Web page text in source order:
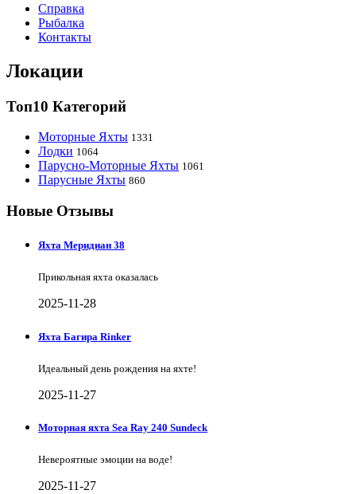
Справка
Рыбалка
Контакты
Локации
Топ10 Категорий
Моторные Яхты 1331
Лодки 1064
Парусно-Моторные Яхты 1061
Парусные Яхты 860
Новые Отзывы
Яхта Меридиан 38
Прикольная яхта оказалась
2025-11-28
Яхта Багира Rinker
Идеальный день рождения на яхте!
2025-11-27
Моторная яхта Sea Ray 240 Sundeck
Невероятные эмоции на воде!
2025-11-27